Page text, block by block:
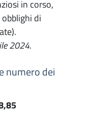
in corso,
di
2024.
numero dei